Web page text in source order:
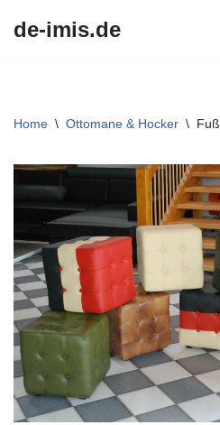
de-imis.de
Home \ Ottomane & Hocker \